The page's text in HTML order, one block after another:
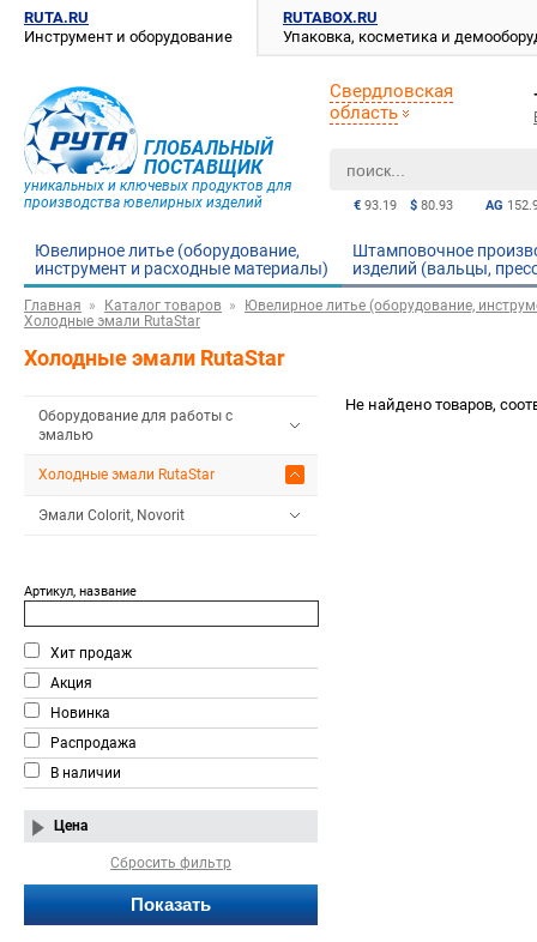
RUTA.RU
Инструмент и оборудование
RUTABOX.RU
Упаковка, косметика и
ГЛОБАЛЬНЫЙ
ПОСТАВЩИК
уникальных и ключевых продуктов для
производства ювелирных изделий
AG
€ 93.19 $ 80.93
Свердловская
область
Ювелирное литье (оборудование,
инструмент и расходные материалы)
Штамповочное
изделий (вальцы,
Главная Каталог товаров
Ювелирное литье (оборудование,
Холодные эмали RutaStar
Холодные эмали RutaStar
Оборудование для работы с
эмалью
Холодные эмали RutaStar
Эмали Colorit, Novorit
Артикул, название
Хит продаж
Акция
Новинка
Распродажа
В наличии
Цена
Сбросить фильтр
Не найдено товаров,